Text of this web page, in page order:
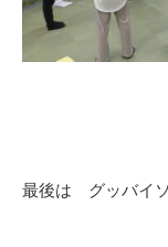
最後は グッバイ